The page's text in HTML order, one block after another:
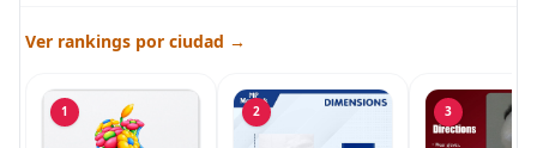
Ver rankings por ciudad →
1 2 3